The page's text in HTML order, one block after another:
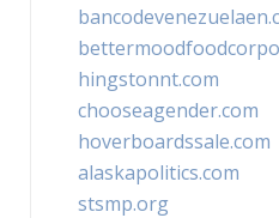
hingstonnt.com
chooseagender.com
hoverboardssale.com
alaskapolitics.com
stsmp.org